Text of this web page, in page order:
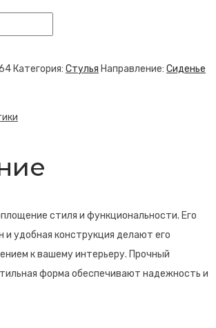
Категория: Стулья Направление: Сиденье
стиля и функциональности. Его
и удобная конструкция делают его
к вашему интерьеру. Прочный
форма обеспечивают надежность и